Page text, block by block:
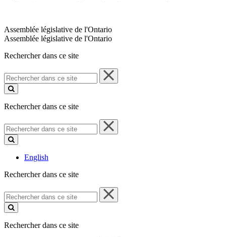
Assemblée législative de l'Ontario
Assemblée législative de l'Ontario
Rechercher dans ce site
Rechercher
dans
ce
Rechercher dans ce site
Rechercher
dans
ce
English
Rechercher dans ce site
Rechercher
dans
ce
Rechercher dans ce site